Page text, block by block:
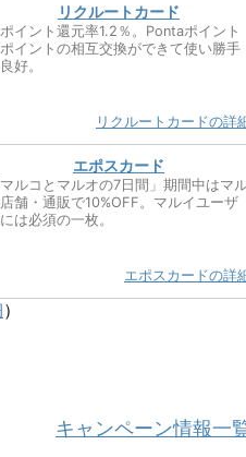
リクルートカード
イント還元率1.2％。Pontaポイント
イントの相互交換ができて使い勝手
好。
リクルートカードの詳
エポスカード
マルコとマルオの7日間」期間中はマ
舗・通販で10%OFF。マルイユーザ
は必須の一枚。
エポスカードの詳
）
キャンペーン情報一